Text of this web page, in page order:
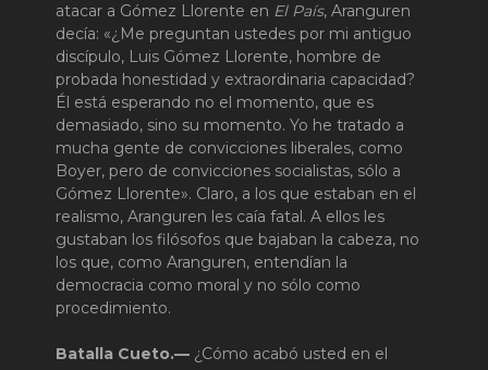
atacar a Gómez Llorente en El País, Aranguren
decía: «¿Me preguntan ustedes por mi antiguo
discípulo, Luis Gómez Llorente, hombre de
probada honestidad y extraordinaria capacidad?
Él está esperando no el momento, que es
demasiado, sino su momento. Yo he tratado a
mucha gente de convicciones liberales, como
Boyer, pero de convicciones socialistas, sólo a
Gómez Llorente». Claro, a los que estaban en el
realismo, Aranguren les caía fatal. A ellos les
gustaban los filósofos que bajaban la cabeza, no
los que, como Aranguren, entendían la
democracia como moral y no sólo como
procedimiento.
Batalla Cueto.— ¿Cómo acabó usted en el